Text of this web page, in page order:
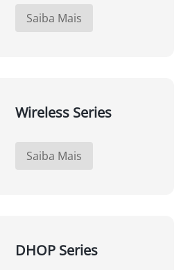
Saiba Mais
Wireless Series
Saiba Mais
DHOP Series